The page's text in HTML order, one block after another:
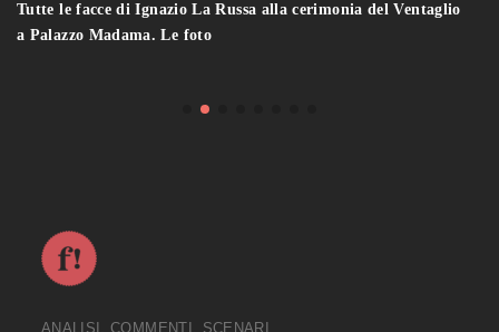
Tutte le facce di Ignazio La Russa alla cerimonia del Ventaglio
a Palazzo Madama. Le foto
ANALISI, COMMENTI, SCENARI